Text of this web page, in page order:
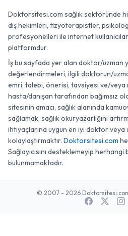
Doktorsitesi.com sağlık sektöründe
diş hekimleri, fizyoterapistler,
profesyonelleri ile internet
platformdur.
İş bu sayfada yer alan doktor/uzman
değerlendirmeleri, ilgili doktorun/
emri, talebi, önerisi, tavsiyesi ve/veya
hasta/danışan tarafından bağımsız
sitesinin amacı, sağlık alanında
sağlamak, sağlık okuryazarlığını
ihtiyaçlarına uygun en iyi doktor veya
kolaylaştırmaktır. Doktorsitesi.com
Sağlayıcısını desteklemeyip
bulunmamaktadır.
© 2007 - 2026 Doktorsitesi.com.